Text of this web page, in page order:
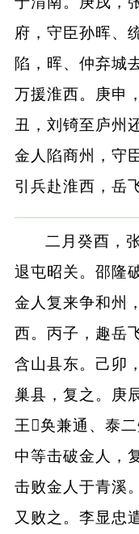
府，守臣孙晖、
陷，晖、仲弃城
万援淮西。庚申
丑，刘锜至庐州
金人陷商州，守
引兵赴淮西，岳
二月癸酉，
退屯昭关。邵隆
金人复来争和州
西。丙子，趣岳
含山县东。己卯
巢县，复之。庚
王奂兼通、泰
中等击破金人，
击败金人于青溪
又败之。李显忠